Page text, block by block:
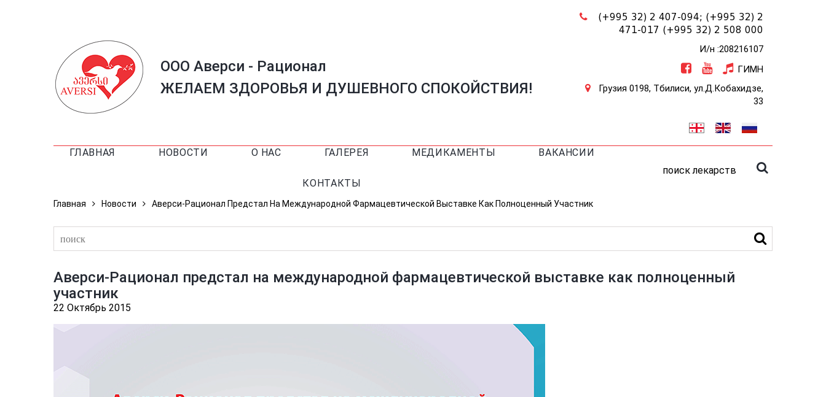
ООО Аверси - Рационал
ЖЕЛАЕМ ЗДОРОВЬЯ И ДУШЕВНОГО СПОКОЙСТВИЯ!
(+995 32) 2 407-094; (+995 32) 2
471-017 (+995 32) 2 508 000
И/н :208216107
ГИМН
Грузия 0198, Тбилиси, ул.Д.Кобахидзе,
33
ГЛАВНАЯ НОВОСТИ О НАС ГАЛЕРЕЯ МЕДИКАМЕНТЫ ВАКАНСИИ
КОНТАКТЫ
поиск лекарств
Главная Новости Аверси-Рационал Предстал На Международной Фармацевтической Выставке Как Полноценный Участник
Аверси-Рационал предстал на международной фармацевтической выставке как полноценный
участник
22 Октябрь 2015